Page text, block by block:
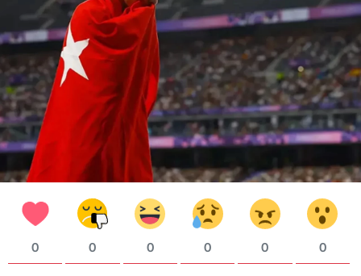
0 0 0 0 0 0